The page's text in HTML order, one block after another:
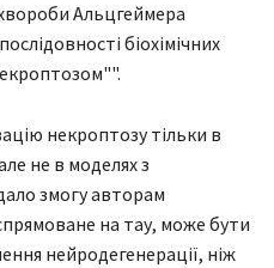
Альцгеймера
біохімічних
некроптозу тільки в
не в моделях з
змогу авторам
на тау, може бути
нейродегенерації, ніж